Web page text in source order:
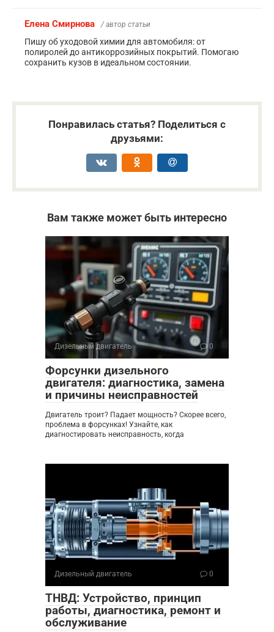
Елена Смирнова / автор статьи
Пишу об уходовой химии для автомобиля: от
полиролей до антикоррозийных покрытий. Помогаю
сохранить кузов в идеальном состоянии.
Понравилась статья? Поделиться с
друзьями:
Вам также может быть интересно
Дизельный двигатель 0
Форсунки дизельного
двигателя: диагностика, замена
и причины неисправностей
Двигатель троит? Падает мощность? Скорее всего,
проблема в форсунках! Узнайте, как
диагностировать неисправность, когда
Дизельный двигатель 0
ТНВД: Устройство, принцип
работы, диагностика, ремонт и
обслуживание